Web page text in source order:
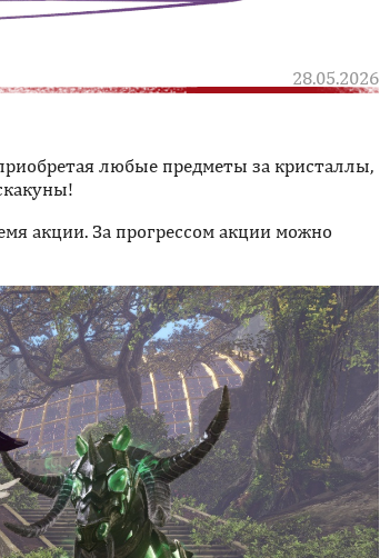
28.05.2026
любые предметы за кристаллы,
акции. За прогрессом акции можно